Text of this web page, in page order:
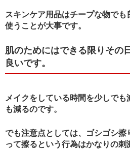
スキンケア用品はチープな物でも
使うことが大事です。
肌のためにはできる限りその
良いです。
メイクをしている時間を少しで
も減るのです。
でも注意点としては、ゴシゴシ擦
って擦るという行為はかなりの刺